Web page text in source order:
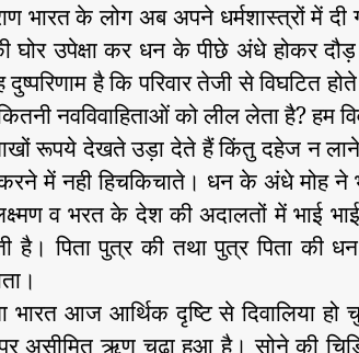
भारत के लोग अब अपने धर्मशास्त्रों में दी
घोर उपेक्षा कर धन के पीछे अंधे होकर
है कि परिवार तेजी से विघटित
नवविवाहिताओं को लील लेता है? हम
रूपये देखते उड़ा देते हैं किंतु दहेज न
में नही हिचकिचाते। धन के अंधे मोह ने
व भरत के देश की अदालतों में भाई
है। पिता पुत्र की तथा पुत्र पिता की
भारत आज आर्थिक दृष्टि से दिवालिया हो
असीमित ऋण चढ़ा हुआ है। सोने की